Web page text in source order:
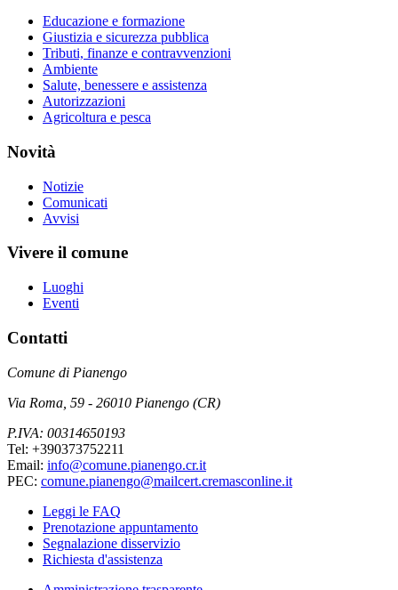
Educazione e formazione
Giustizia e sicurezza pubblica
Tributi, finanze e contravvenzioni
Ambiente
Salute, benessere e assistenza
Autorizzazioni
Agricoltura e pesca
Novità
Notizie
Comunicati
Avvisi
Vivere il comune
Luoghi
Eventi
Contatti
Comune di Pianengo
Via Roma, 59 - 26010 Pianengo (CR)
P.IVA: 00314650193
Tel: +390373752211
Email: info@comune.pianengo.cr.it
PEC: comune.pianengo@mailcert.cremasconline.it
Leggi le FAQ
Prenotazione appuntamento
Segnalazione disservizio
Richiesta d'assistenza